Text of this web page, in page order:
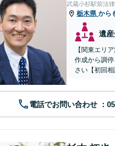
武蔵小杉駅前法
栃木県 から
遺
【関東エリ
作成から調
さい【初回相
電話でお問い合わせ